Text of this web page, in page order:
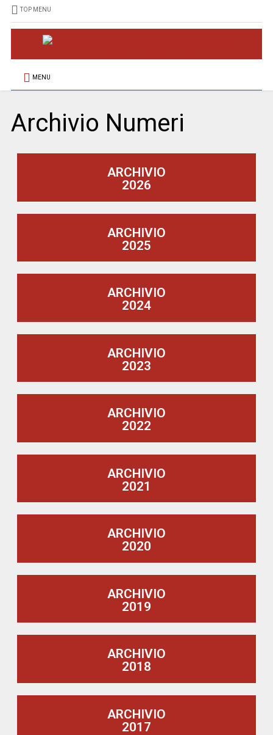
TOP MENU
MENU
Archivio Numeri
ARCHIVIO
2026
ARCHIVIO
2025
ARCHIVIO
2024
ARCHIVIO
2023
ARCHIVIO
2022
ARCHIVIO
2021
ARCHIVIO
2020
ARCHIVIO
2019
ARCHIVIO
2018
ARCHIVIO
2017